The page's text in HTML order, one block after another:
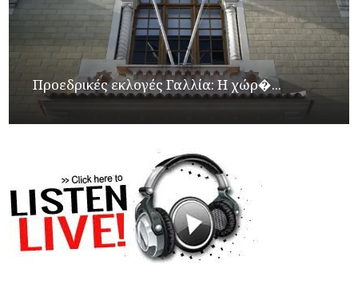
Προεδρικές εκλογές Γαλλία: Η χώρ�...